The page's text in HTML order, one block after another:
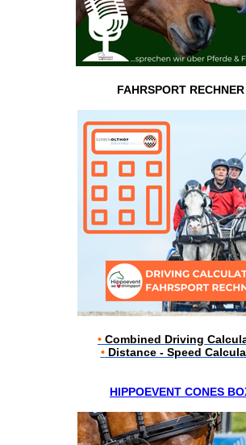
FAHRSPORT RECHNER
• Combined Driving
•Distance - Speed
HIPPOEVENT CONES